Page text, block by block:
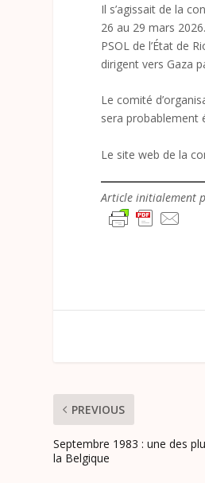
Il s’agissait de la
26 au 29 mars
PSOL de l’État de
dirigent vers Gaza
Le comité
sera probablement
Le site web de la
Article initialement
PREVIOUS
Septembre 1983 : une des
la Belgique